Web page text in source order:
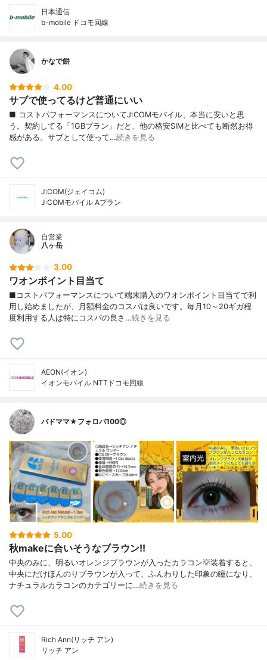
日本通信
b-mobile ドコモ回線
かなで餅
4.00
サブで使ってるけど普通にいい
■ コストパフォーマンスについてJ:COMモバイル、本当に安いと思
う。契約してる「1GBプラン」だと、他の格安SIMと比べても断然お得
感がある。サブとして使って…続きを見る
J:COM(ジェイコム)
J:COMモバイル Aプラン
自営業
八ヶ岳
3.00
ワオンポイント目当て
■コストパフォーマンスについて端末購入のワオンポイント目当てで利
用し始めましたが、月額料金のコスパは良いです。毎月10～20ギガ程
度利用する人は特にコスパの良さ…続きを見る
AEON(イオン)
イオンモバイル NTTドコモ回線
バドママ★フォロバ100◎
5.00
秋makeに合いそうなブラウン!!
中央のみに、明るいオレンジブラウンが入ったカラコン💡装着すると、
中央にだけほんのりブラウンが入って、ふんわりした印象の瞳になり、
ナチュラルカラコンのカテゴリーに…続きを見る
Rich Ann(リッチ アン)
リッチ アン